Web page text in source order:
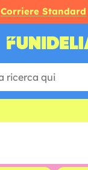
Corriere Standard